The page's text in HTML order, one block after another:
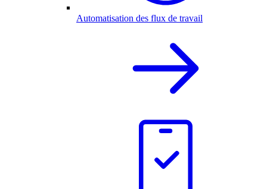
Automatisation des flux de travail